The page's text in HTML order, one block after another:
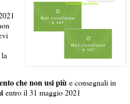
la
che non usi più e consegnali in
entro il 31 maggio 2021